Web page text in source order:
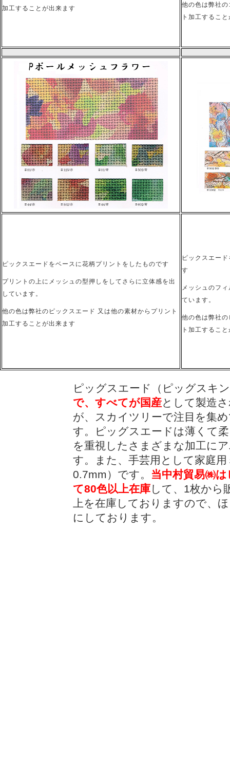
加工することが出来ます
他の色は弊社
ト加工するこ
ピックスエードをベースに花柄プリントをしたものです
プリントの上にメッシュの型押しをしてさらに立体感を出
しています。
他の色は弊社のピックスエード 又は他の素材からプリント
加工することが出来ます
ピックスエー
す
メッシュのフ
ています。
他の色は弊社
ト加工するこ
ピッグスエード（ピッグスキ
で、すべてが国産として製造
が、スカイツリーで注目を集
す。ピッグスエードは薄くて
を重視したさまざまな加工に
す。また、手芸用として家庭
0.7mm）です。 当中村貿易㈱
て80色以上在庫して、1枚から
上を在庫しておりますので、
にしております。